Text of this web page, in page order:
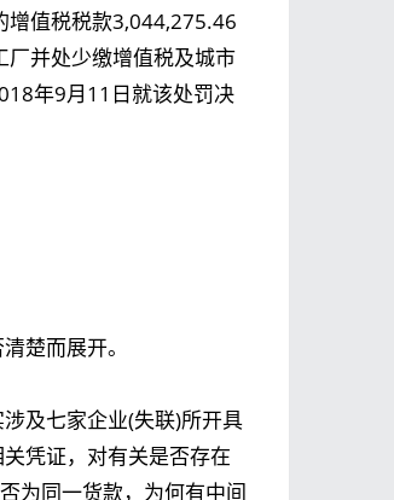
增值税税款3,044,275.46
并处少缴增值税及城市
年9月11日就该处罚决
楚而展开。
及七家企业(失联)所开具
凭证，对有关是否存在
为同一货款，为何有中间